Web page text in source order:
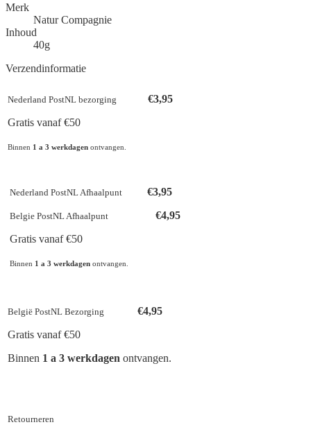
Merk
Natur Compagnie
Inhoud
40g
Verzendinformatie
Nederland PostNL bezorging €3,95
Gratis vanaf €50
Binnen 1 a 3 werkdagen ontvangen.
Nederland PostNL Afhaalpunt €3,95
Belgie PostNL Afhaalpunt
€4,95
Gratis vanaf €50
Binnen 1 a 3 werkdagen ontvangen.
België PostNL Bezorging €4,95
Gratis vanaf €50
Binnen 1 a 3 werkdagen ontvangen.
Retourneren